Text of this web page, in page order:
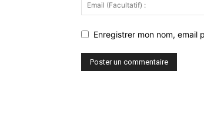
Enregistrer mon nom, email